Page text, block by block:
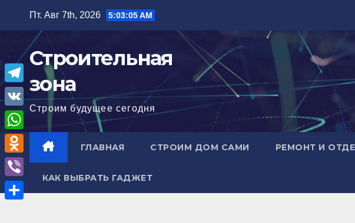
содержимому
Пт. Авг 7th, 2026 5:03:06 AM
Строительная
зона
Строим будущее сегодня
ГЛАВНАЯ СТРОИМ ДОМ САМИ РЕМОНТ И
КАК ВЫБРАТЬ ГАДЖЕТ
T
e
l
e
g
r
V
K
W
h
a
O
d
n
V